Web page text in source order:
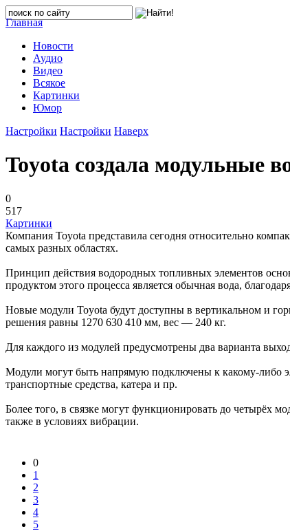
Главная
Новости
Аудио
Видео
Всякое
Картинки
Юмор
Настройки Настройки Наверх
Toyota создала модульные
0
517
Картинки
Компания Toyota представила сегодня относительно
самых разных областях.
Принцип действия водородных топливных элементов
продуктом этого процесса является обычная вода,
Новые модули Toyota будут доступны в вертикальном и
решения равны 1270 630 410 мм, вес — 240 кг.
Для каждого из модулей предусмотрены два варианта
Модули могут быть напрямую подключены к какому-либо
транспортные средства, катера и пр.
Более того, в связке могут функционировать до четырёх
также в условиях вибрации.
0
1
2
3
4
5